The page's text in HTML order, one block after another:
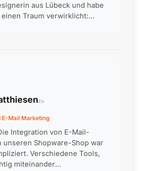
aus Lübeck und habe
Traum verwirklicht:
zu
E-Mail Marketing
von E-Mail-
unseren Shopware-Shop war
Verschiedene Tools,
miteinander